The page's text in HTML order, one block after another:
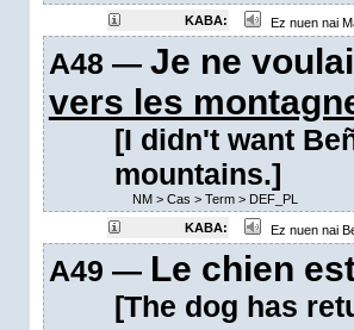
KABA:
Ez nuen nai
A48 — Je ne
vers les
[I didn't want
mountains.]
NM> Cas > Term> DEF_PL
KABA:
Ez nuen nai
A49 — Le chien
[The dog has